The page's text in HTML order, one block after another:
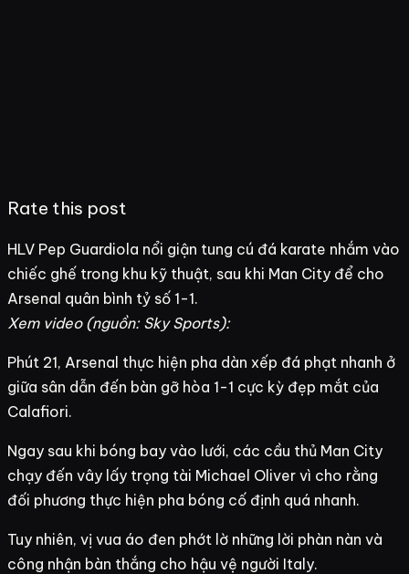
Rate this post
HLV Pep Guardiola nổi giận tung cú đá karate nhắm vào
chiếc ghế trong khu kỹ thuật, sau khi Man City để cho
Arsenal quân bình tỷ số 1-1.
Xem video (nguồn: Sky Sports):
Phút 21, Arsenal thực hiện pha dàn xếp đá phạt nhanh ở
giữa sân dẫn đến bàn gỡ hòa 1-1 cực kỳ đẹp mắt của
Calafiori.
Ngay sau khi bóng bay vào lưới, các cầu thủ Man City
chạy đến vây lấy trọng tài Michael Oliver vì cho rằng
đối phương thực hiện pha bóng cố định quá nhanh.
Tuy nhiên, vị vua áo đen phớt lờ những lời phàn nàn và
công nhận bàn thắng cho hậu vệ người Italy.